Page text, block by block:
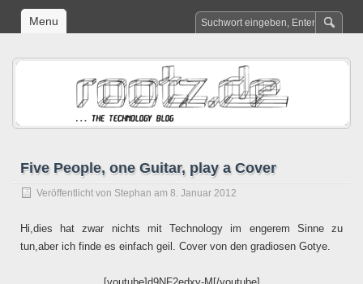
Menu
Five People, one Guitar, play a Cover
Veröffentlicht von Stephan am 8. Januar 2012
Hi,dies hat zwar nichts mit Technology im engerem Sinne zu
tun,aber ich finde es einfach geil. Cover von den gradiosen Gotye.